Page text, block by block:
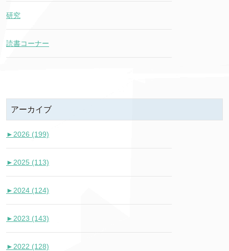
研究
読書コーナー
アーカイブ
► 2026 (199)
► 2025 (113)
► 2024 (124)
► 2023 (143)
► 2022 (128)